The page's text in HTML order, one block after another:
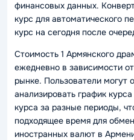
финансовых данных.
курс для автоматического
курс на сегодня после
Стоимость 1 Армянского
ежедневно в зависимости
рынке. Пользователи могут
анализировать график
курса за разные периоды,
подходящее время для
иностранных валют в